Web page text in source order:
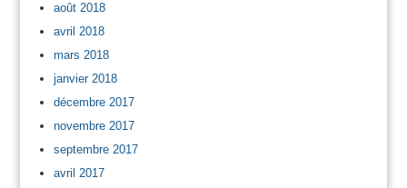
août 2018
avril 2018
mars 2018
janvier 2018
décembre 2017
novembre 2017
septembre 2017
avril 2017